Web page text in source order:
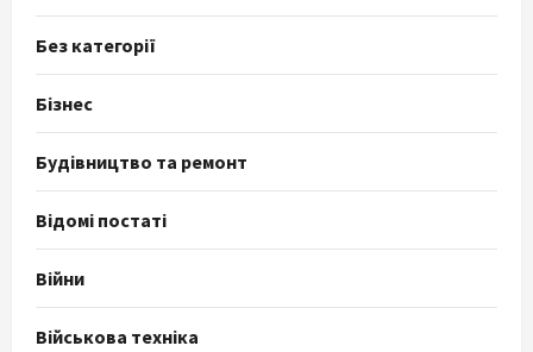
Без категорії
Бізнес
Будівництво та ремонт
Відомі постаті
Війни
Військова техніка